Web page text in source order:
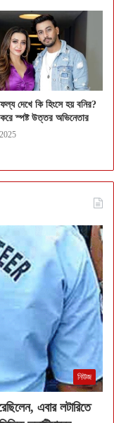
দেখে কি হিংসে হয় বনির?
স্পষ্ট উত্তর অভিনেতার
নিউজ
এবার লটারিতে